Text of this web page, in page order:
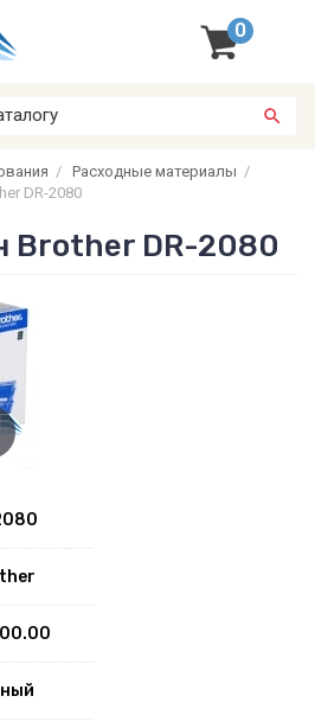
0
/ Расходные материалы /
DR-2080
Brother DR-2080